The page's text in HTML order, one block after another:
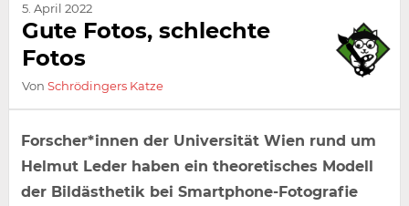
5. April 2022
Gute Fotos, schlechte
Fotos
Von Schrödingers Katze
Forscher*innen der Universität Wien rund um
Helmut Leder haben ein theoretisches Modell
der Bildästhetik bei Smartphone-Fotografie